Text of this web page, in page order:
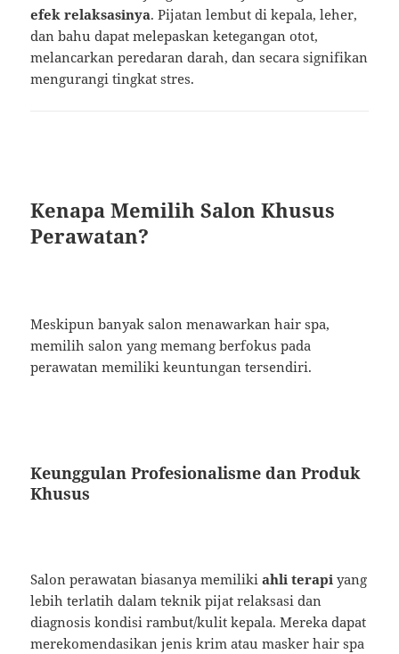
efek relaksasinya. Pijatan lembut di kepala, leher,
dan bahu dapat melepaskan ketegangan otot,
melancarkan peredaran darah, dan secara signifikan
mengurangi tingkat stres.
Kenapa Memilih Salon Khusus
Perawatan?
Meskipun banyak salon menawarkan hair spa,
memilih salon yang memang berfokus pada
perawatan memiliki keuntungan tersendiri.
Keunggulan Profesionalisme dan Produk
Khusus
Salon perawatan biasanya memilikiahli terapi yang
lebih terlatih dalam teknik pijat relaksasi dan
diagnosis kondisi rambut/kulit kepala. Mereka dapat
merekomendasikan jenis krim atau masker hair spa